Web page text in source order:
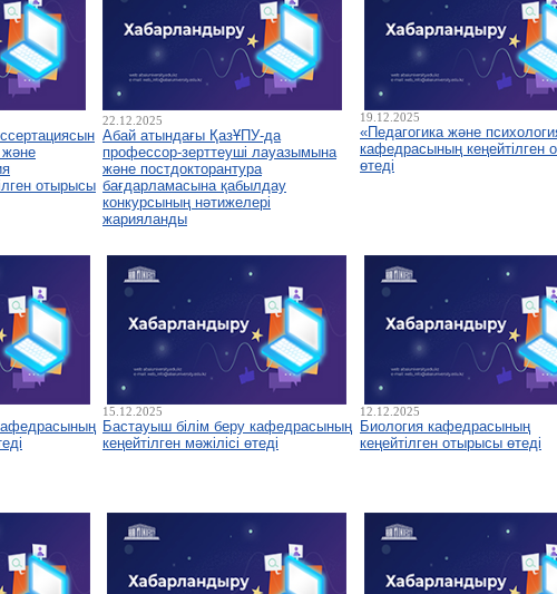
отырысы
22.12.2025
Абай атындағы ҚазҰПУ-да
профессор-зерттеуші лауазымына
және постдокторантура
бағдарламасына қабылдау
конкурсының нәтижелері
жарияланды
19.12.2025
«Педагогика және
кафедрасының кеңейтілген
өтеді
15.12.2025
Бастауыш білім беру кафедрасының
кеңейтілген мәжілісі өтеді
12.12.2025
Биология кафедрасының
кеңейтілген отырысы өтеді